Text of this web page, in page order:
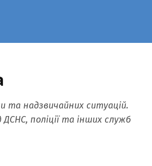
та надзвичайних ситуацій.
ДСНС, поліції та інших служб